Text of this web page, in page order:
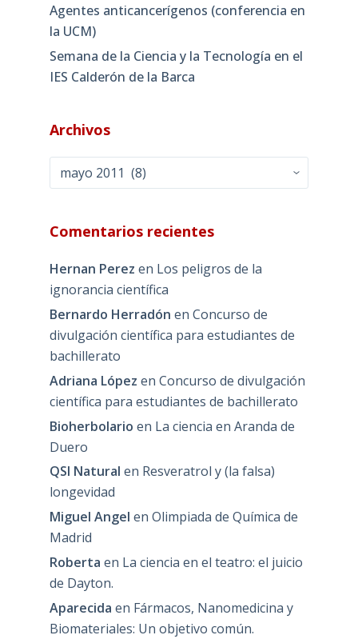
Agentes anticancerígenos (conferencia en
la UCM)
Semana de la Ciencia y la Tecnología en el
IES Calderón de la Barca
Archivos
Comentarios recientes
Hernan Perez en Los peligros de la
ignorancia científica
Bernardo Herradón en Concurso de
divulgación científica para estudiantes de
bachillerato
Adriana López en Concurso de divulgación
científica para estudiantes de bachillerato
Bioherbolario en La ciencia en Aranda de
Duero
QSI Natural en Resveratrol y (la falsa)
longevidad
Miguel Angel en Olimpiada de Química de
Madrid
Roberta en La ciencia en el teatro: el juicio
de Dayton.
Aparecida en Fármacos, Nanomedicina y
Biomateriales: Un objetivo común.